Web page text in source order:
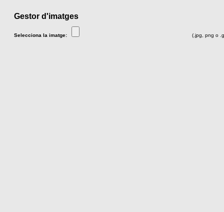
Gestor d'imatges
Selecciona la imatge: (.jpg, png o